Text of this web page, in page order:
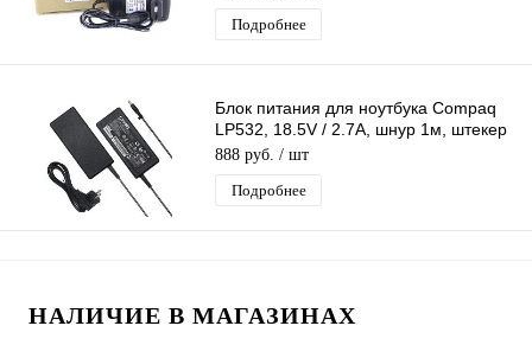
Подробнее
Блок питания для ноутбука Compaq
LP532, 18.5V / 2.7A, шнур 1м, штекер
4.0*1.7
888 руб. / шт
Подробнее
НАЛИЧИЕ В МАГАЗИНАХ